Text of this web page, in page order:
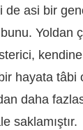
de asi bir
Yoldan
hayata tâbi
daha
saklamıştır.